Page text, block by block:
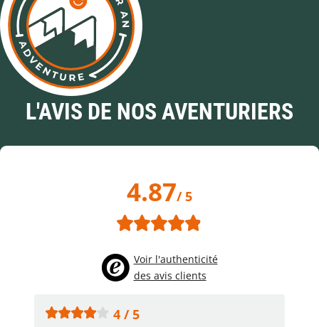
L'AVIS DE NOS AVENTURIERS
4.87/ 5
Voir l'authenticité
des avis clients
4 / 5